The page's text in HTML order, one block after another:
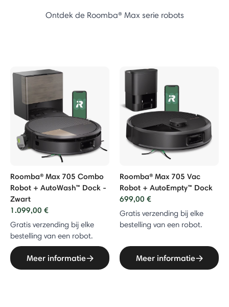
Ontdek de Roomba® Max serie robots
Roomba® Max 705 Combo
Robot + AutoWash™ Dock -
Zwart
1.099,00 €
Gratis verzending bij elke
bestelling van een robot.
Meer informatie
Roomba® Max 705 Vac
Robot + AutoEmpty™ Dock
699,00 €
Gratis verzending bij elke
bestelling van een robot.
Meer informatie